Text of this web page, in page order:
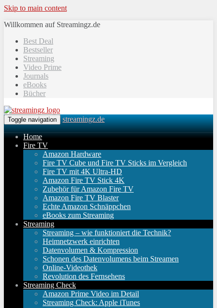
Skip to main content
Willkommen auf Streamingz.de
Best Deal
Bestseller
Streaming
Video Prime
Journals
eBooks
Bücher
Toggle navigation streamingz.de
Home
Fire TV
Amazon Hardware
Fire TV Cube und Fire TV Sticks im Vergleich
Fire TV mit 4K Ultra-HD
Amazon Fire TV Stick 4K
Zubehör für Amazon Fire TV
Amazon Fire TV Blaster
Echte Amazon Schnäppchen
eBooks zum Streaming
Streaming
Streaming – wie funktioniert die Technik?
Heimnetzwerk einrichten
Datenvolumen & Kompression
Schonen des Datenvolumens beim Streamen
Online-Videothek
Revolution des Fernsehens
Streaming Check
Amazon Prime Video im Detail
Streaming Check: Apple iTunes